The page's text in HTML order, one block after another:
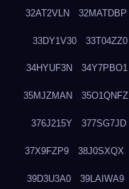
32AT2VLN 32MATDBP
33DY1V30 33T04ZZ0
34HYUF3N 34Y7PBO1
35MJZMAN 35O1QNFZ
376J215Y 377SG7JD
37X9FZP9 38J0SXQX
39D3U3A0 39LAIWA9